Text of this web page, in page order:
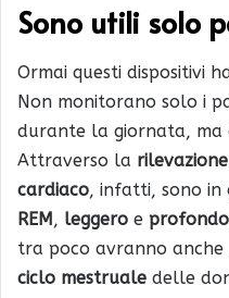
Sono utili solo
Ormai questi dispositivi
Non monitorano solo i
durante la giornata, ma
Attraverso la
cardiaco, infatti, sono in
REM, leggero e profondo
tra poco avranno anche
ciclo mestruale delle